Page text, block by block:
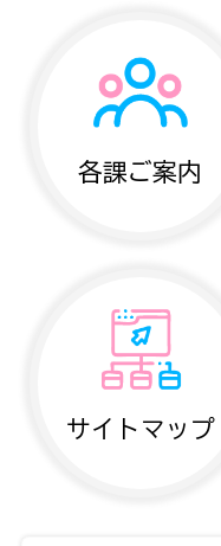
各課ご案内
サイトマップ